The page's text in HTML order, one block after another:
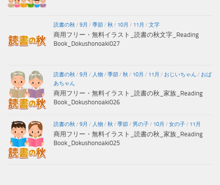
読書の秋 / 9月 / 季節/ 秋 / 10月 / 11月 / 文字
商用フリー・無料イラスト_読書の秋文字_Reading
Book_Dokushonoaki027
読書の秋 / 9月 / 人物/ 季節/ 秋 / 10月 / 11月 / おじいちゃん / おば
あちゃん
商用フリー・無料イラスト_読書の秋_家族_Reading
Book_Dokushonoaki026
読書の秋 / 9月 / 人物/ 秋 / 季節/ 男の子/ 10月 / 女の子/ 11月
商用フリー・無料イラスト_読書の秋_家族_Reading
Book_Dokushonoaki025